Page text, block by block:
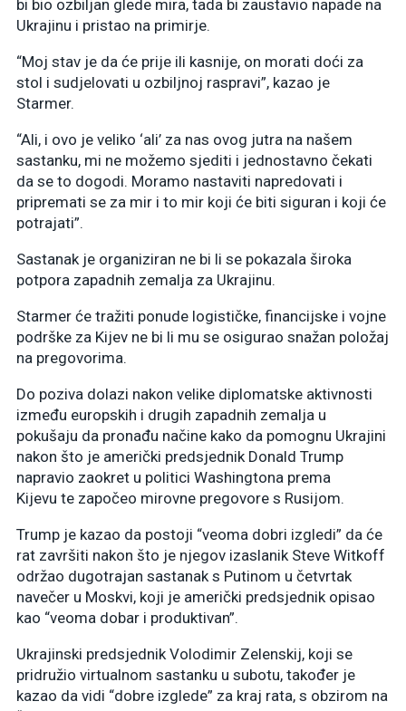
bi bio ozbiljan glede mira, tada bi zaustavio napade na
Ukrajinu i pristao na primirje.
“Moj stav je da će prije ili kasnije, on morati doći za
stol i sudjelovati u ozbiljnoj raspravi”, kazao je
Starmer.
“Ali, i ovo je veliko ‘ali’ za nas ovog jutra na našem
sastanku, mi ne možemo sjediti i jednostavno čekati
da se to dogodi. Moramo nastaviti napredovati i
pripremati se za mir i to mir koji će biti siguran i koji će
potrajati”.
Sastanak je organiziran ne bi li se pokazala široka
potpora zapadnih zemalja za Ukrajinu.
Starmer će tražiti ponude logističke, financijske i vojne
podrške za Kijev ne bi li mu se osigurao snažan položaj
na pregovorima.
Do poziva dolazi nakon velike diplomatske aktivnosti
između europskih i drugih zapadnih zemalja u
pokušaju da pronađu načine kako da pomognu Ukrajini
nakon što je američki predsjednik Donald Trump
napravio zaokret u politici Washingtona prema
Kijevu te započeo mirovne pregovore s Rusijom.
Trump je kazao da postoji “veoma dobri izgledi” da će
rat završiti nakon što je njegov izaslanik Steve Witkoff
održao dugotrajan sastanak s Putinom u četvrtak
navečer u Moskvi, koji je američki predsjednik opisao
kao “veoma dobar i produktivan”.
Ukrajinski predsjednik Volodimir Zelenskij, koji se
pridružio virtualnom sastanku u subotu, također je
kazao da vidi “dobre izglede” za kraj rata, s obzirom na